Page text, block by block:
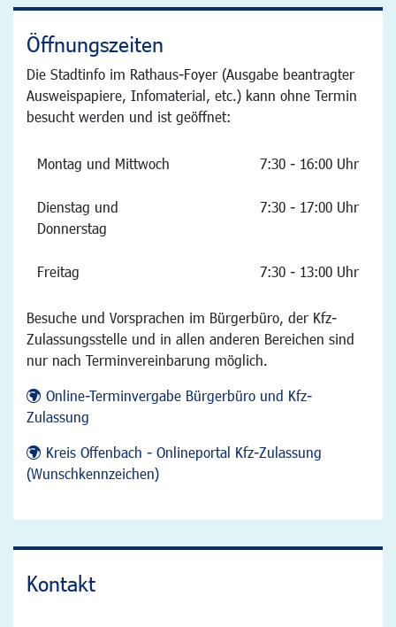
Öffnungszeiten
Die Stadtinfo im Rathaus-Foyer (Ausgabe beantragter
Ausweispapiere, Infomaterial, etc.) kann ohne Termin
besucht werden und ist geöffnet:
Montag und Mittwoch 7:30 - 16:00 Uhr
Dienstag und
Donnerstag
7:30 - 17:00 Uhr
Freitag 7:30 - 13:00 Uhr
Besuche und Vorsprachen im Bürgerbüro, der Kfz-
Zulassungsstelle und in allen anderen Bereichen sind
nur nach Terminvereinbarung möglich.
Online-Terminvergabe Bürgerbüro und Kfz-
Zulassung
Kreis Offenbach - Onlineportal Kfz-Zulassung
(Wunschkennzeichen)
Kontakt